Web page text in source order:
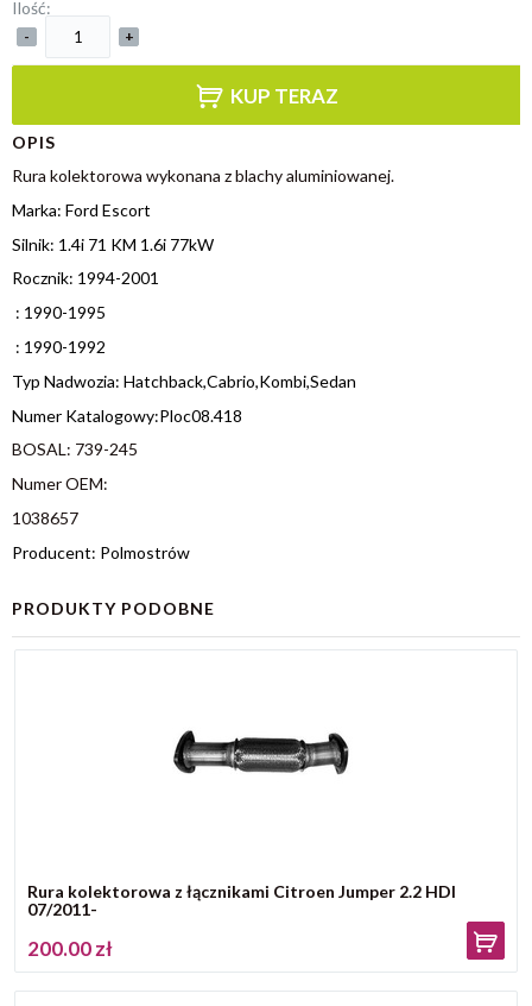
Ilość:
- +
KUP TERAZ
OPIS
Rura kolektorowa wykonana z blachy aluminiowanej.
Marka: Ford Escort
Silnik: 1.4i 71 KM 1.6i 77kW
Rocznik: 1994-2001
: 1990-1995
: 1990-1992
Typ Nadwozia: Hatchback,Cabrio,Kombi,Sedan
Numer Katalogowy:Ploc08.418
BOSAL: 739-245
Numer OEM:
1038657
Producent: Polmostrów
PRODUKTY PODOBNE
Rura kolektorowa z łącznikami Citroen Jumper 2.2 HDI
07/2011-
200.00 zł